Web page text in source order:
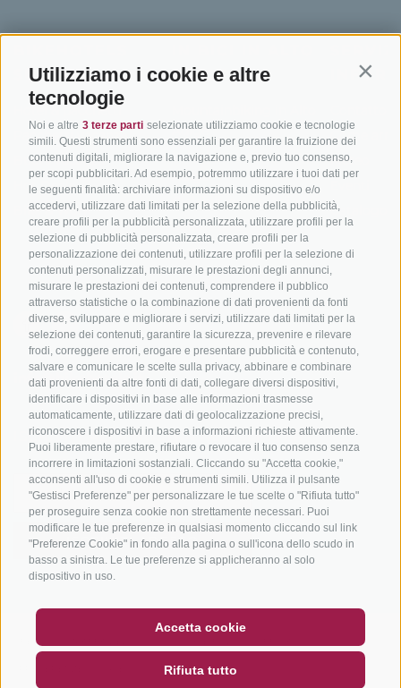
Utilizziamo i cookie e altre
tecnologie
Noi e altre 3 terze parti selezionate utilizziamo cookie e tecnologie
simili. Questi strumenti sono essenziali per garantire la fruizione dei
contenuti digitali, migliorare la navigazione e, previo tuo consenso,
per scopi pubblicitari. Ad esempio, potremmo utilizzare i tuoi dati per
le seguenti finalità: archiviare informazioni su dispositivo e/o
accedervi, utilizzare dati limitati per la selezione della pubblicità,
creare profili per la pubblicità personalizzata, utilizzare profili per la
selezione di pubblicità personalizzata, creare profili per la
personalizzazione dei contenuti, utilizzare profili per la selezione di
contenuti personalizzati, misurare le prestazioni degli annunci,
misurare le prestazioni dei contenuti, comprendere il pubblico
attraverso statistiche o la combinazione di dati provenienti da fonti
diverse, sviluppare e migliorare i servizi, utilizzare dati limitati per la
selezione dei contenuti, garantire la sicurezza, prevenire e rilevare
frodi, correggere errori, erogare e presentare pubblicità e contenuto,
salvare e comunicare le scelte sulla privacy, abbinare e combinare
dati provenienti da altre fonti di dati, collegare diversi dispositivi,
identificare i dispositivi in base alle informazioni trasmesse
automaticamente, utilizzare dati di geolocalizzazione precisi,
riconoscere i dispositivi in base a informazioni richieste attivamente.
Puoi liberamente prestare, rifiutare o revocare il tuo consenso senza
incorrere in limitazioni sostanziali. Cliccando su "Accetta cookie,"
acconsenti all'uso di cookie e strumenti simili. Utilizza il pulsante
"Gestisci Preferenze" per personalizzare le tue scelte o "Rifiuta tutto"
per proseguire senza cookie non strettamente necessari. Puoi
modificare le tue preferenze in qualsiasi momento cliccando sul link
"Preferenze Cookie" in fondo alla pagina o sull'icona dello scudo in
basso a sinistra. Le tue preferenze si applicheranno al solo
dispositivo in uso.
Accetta cookie
Rifiuta tutto
NEWSLETTER
SOCIAL WALL METEO
SÜDTIROL
Hotel & pacchetti
Pacchetti vacanze
Buoni vacanza
Hot Deals
Bike & Work
ADIGE
Adige
In bici da corsa in Alto
Adige
Ciclabili in Alto Adige
Scuole bike
Tutti i tour
Come
Meteo
Catalogo
info@bikehotels.it
ISCRIVITI ALLA NOSTRA NEWSLETTER
ISCRIVITI ADESSO
CREDITS